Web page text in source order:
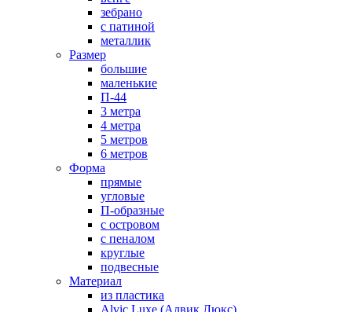
зебрано
с патиной
металлик
Размер
большие
маленькие
П-44
3 метра
4 метра
5 метров
6 метров
Форма
прямые
угловые
П-образные
с островом
с пеналом
круглые
подвесные
Материал
из пластика
Alvic Luxe (Алвик Люкс)